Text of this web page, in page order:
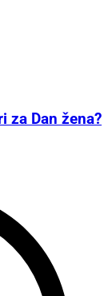
za Dan žena?